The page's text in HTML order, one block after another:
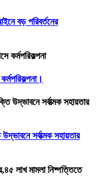
বড় পরিবর্তনের
সর্বাত্মক সহায়তার